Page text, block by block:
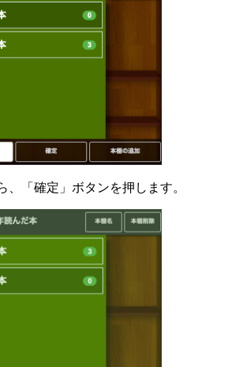
、「確定」ボタンを押します。